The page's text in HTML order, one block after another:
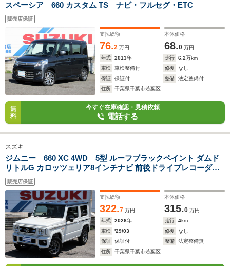
スペーシア 660 カスタム TS ナビ・フルセグ・ETC
販売店保証
支払総額
76.2 万円
本体価格
68.0 万円
年式
2013年 走行 6.2万km
車検
車検整備付 修復
なし
保証
保証付 整備
法定整備付
住所
千葉県千葉市若葉区
無
料
今すぐ在庫確認・見積依頼
電話する
スズキ
ジムニー 660 XC 4WD 5型 ルーフブラックペイント ダムド
リトルG カロッツェリア8インチナビ 前後ドライブレコーダー
ETC ボディコーティング
販売店保証
支払総額
322.7 万円
本体価格
315.0 万円
年式
2026年 走行 4km
車検
'29/03 修復
なし
保証
保証付 整備
法定整備無
住所
千葉県千葉市若葉区